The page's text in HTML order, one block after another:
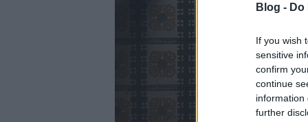
Blog -
If you wish
sensitive
confirm
continue
information
further